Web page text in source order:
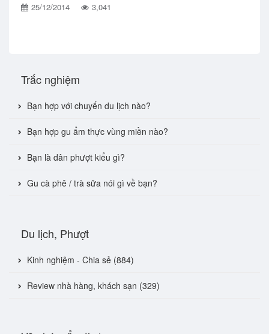
25/12/2014 3,041
Trắc nghiệm
Bạn hợp với chuyến du lịch nào?
Bạn hợp gu ẩm thực vùng miền nào?
Bạn là dân phượt kiểu gì?
Gu cà phê / trà sữa nói gì về bạn?
Du lịch, Phượt
Kinh nghiệm - Chia sẻ (884)
Review nhà hàng, khách sạn (329)